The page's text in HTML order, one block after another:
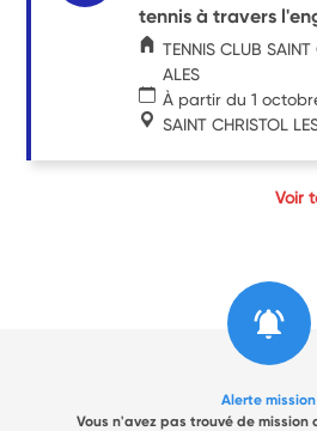
tennis à travers
TENNIS CLUB SAINT
ALES
À partir du 1
SAINT CHRISTOL
Voir
Alerte mission
Vous n'avez pas trouvé de mission